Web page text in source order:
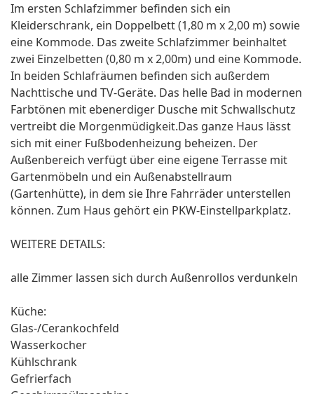
Im ersten Schlafzimmer befinden sich ein
Kleiderschrank, ein Doppelbett (1,80 m x 2,00 m) sowie
eine Kommode. Das zweite Schlafzimmer beinhaltet
zwei Einzelbetten (0,80 m x 2,00m) und eine Kommode.
In beiden Schlafräumen befinden sich außerdem
Nachttische und TV-Geräte. Das helle Bad in modernen
Farbtönen mit ebenerdiger Dusche mit Schwallschutz
vertreibt die Morgenmüdigkeit.Das ganze Haus lässt
sich mit einer Fußbodenheizung beheizen. Der
Außenbereich verfügt über eine eigene Terrasse mit
Gartenmöbeln und ein Außenabstellraum
(Gartenhütte), in dem sie Ihre Fahrräder unterstellen
können. Zum Haus gehört ein PKW-Einstellparkplatz.
WEITERE DETAILS:
alle Zimmer lassen sich durch Außenrollos verdunkeln
Küche:
Glas-/Cerankochfeld
Wasserkocher
Kühlschrank
Gefrierfach